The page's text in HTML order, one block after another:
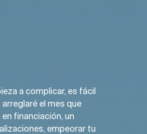
a complicar, es fácil
arreglaré el mes que
en financiación, un
empeorar tu